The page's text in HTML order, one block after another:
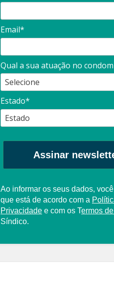
Email*
Qual a sua atuação no
Estado*
Assinar
Ao informar os seus dados,
que está de acordo com a
Privacidade e com os Termos
Síndico.